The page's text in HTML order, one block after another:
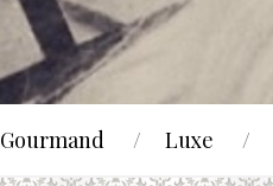
Gourmand Luxe